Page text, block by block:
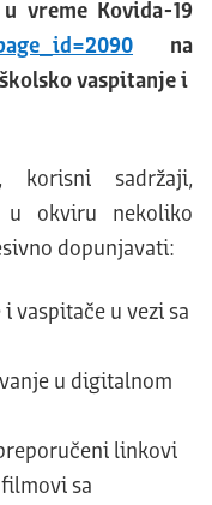
vreme Kovida-19
na
vaspitanje i
korisni sadržaji,
okviru nekoliko
dopunjavati:
vaspitače u vezi sa
u digitalnom
linkovi
sa